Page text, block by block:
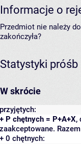
Informacje o
Przedmiot nie należy
zakończyła?
Statystyki próśb
W skrócie
przyjętych:
+ P chętnych = P+A+X,
zaakceptowane.
+ 0 chętnych: